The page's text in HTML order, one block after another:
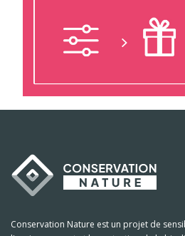
Conservation Nature est un projet de